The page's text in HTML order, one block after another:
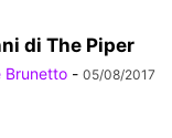
di The Piper
Brunetto - 05/08/2017